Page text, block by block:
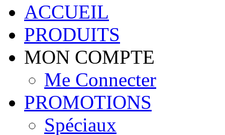
ACCUEIL
PRODUITS
MON COMPTE
Me Connecter
PROMOTIONS
Spéciaux